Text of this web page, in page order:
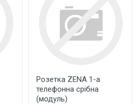
Розетка ZENA 1-а
телефонна срібна
(модуль)